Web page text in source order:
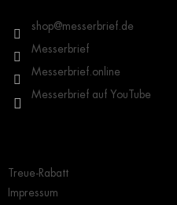
shop@messerbrief.de
Messerbrief
Messerbrief.online
Messerbrief auf YouTube
Treue-Rabatt
Impressum